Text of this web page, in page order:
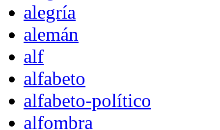
alegría
alemán
alf
alfabeto
alfabeto-político
alfombra